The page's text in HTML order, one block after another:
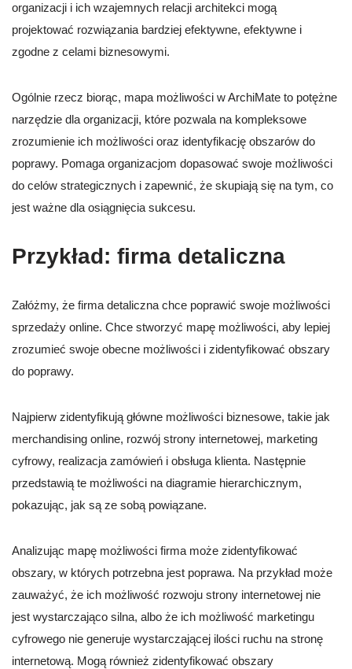
organizacji i ich wzajemnych relacji architekci mogą
projektować rozwiązania bardziej efektywne, efektywne i
zgodne z celami biznesowymi.
Ogólnie rzecz biorąc, mapa możliwości w ArchiMate to potężne
narzędzie dla organizacji, które pozwala na kompleksowe
zrozumienie ich możliwości oraz identyfikację obszarów do
poprawy. Pomaga organizacjom dopasować swoje możliwości
do celów strategicznych i zapewnić, że skupiają się na tym, co
jest ważne dla osiągnięcia sukcesu.
Przykład: firma detaliczna
Załóżmy, że firma detaliczna chce poprawić swoje możliwości
sprzedaży online. Chce stworzyć mapę możliwości, aby lepiej
zrozumieć swoje obecne możliwości i zidentyfikować obszary
do poprawy.
Najpierw zidentyfikują główne możliwości biznesowe, takie jak
merchandising online, rozwój strony internetowej, marketing
cyfrowy, realizacja zamówień i obsługa klienta. Następnie
przedstawią te możliwości na diagramie hierarchicznym,
pokazując, jak są ze sobą powiązane.
Analizując mapę możliwości firma może zidentyfikować
obszary, w których potrzebna jest poprawa. Na przykład może
zauważyć, że ich możliwość rozwoju strony internetowej nie
jest wystarczająco silna, albo że ich możliwość marketingu
cyfrowego nie generuje wystarczającej ilości ruchu na stronę
internetową. Mogą również zidentyfikować obszary